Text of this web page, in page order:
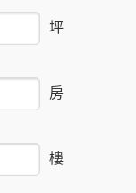
坪
房
樓